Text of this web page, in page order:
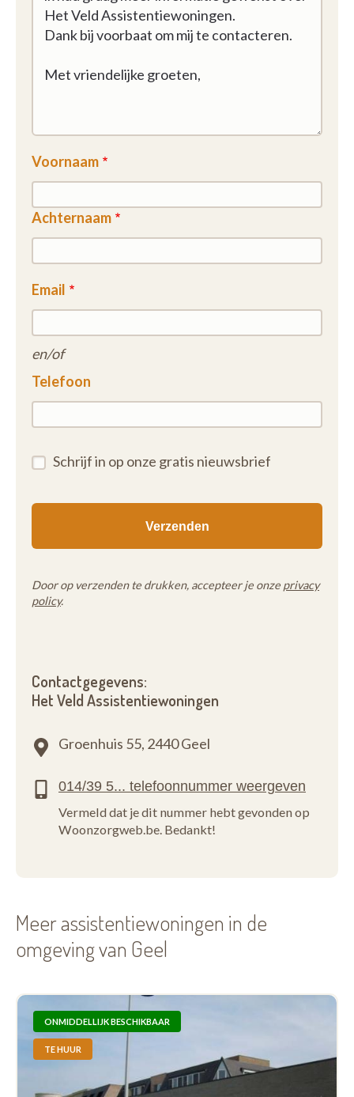
Voornaam
Achternaam
Email
en/of
Telefoon
Schrijf in op onze gratis nieuwsbrief
Door op verzenden te drukken, accepteer je onze privacy
policy.
Contactgegevens:
Het Veld Assistentiewoningen
Groenhuis 55, 2440 Geel
Vermeld dat je dit nummer hebt gevonden op
Woonzorgweb.be. Bedankt!
Meer assistentiewoningen in de
omgeving van Geel
ONMIDDELLIJK BESCHIKBAAR
TE HUUR